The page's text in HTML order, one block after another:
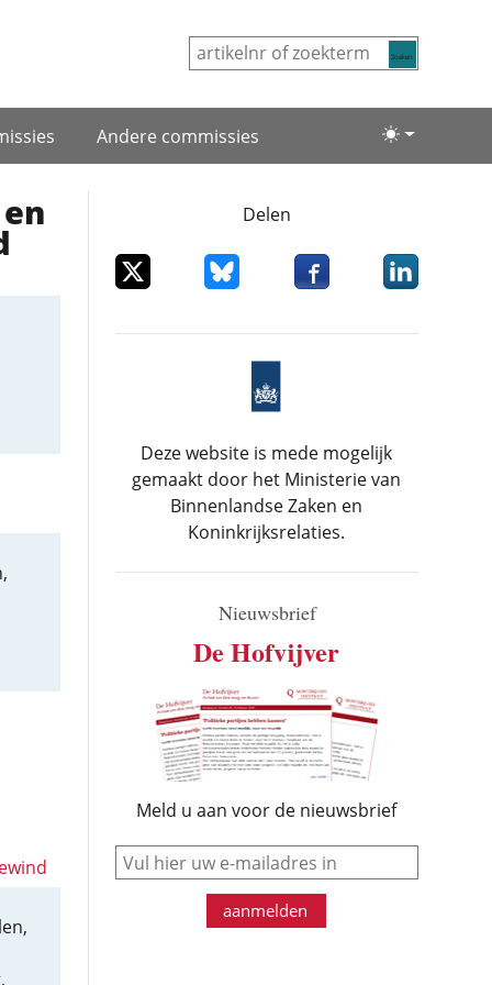
Lichte/
Andere commissies
Delen
Deel dit item op XDeel dit item op Bluesky
Deel dit item op
Deel dit
Deze website is mede mogelijk
gemaakt door het Ministerie van
Binnenlandse Zaken en
Koninkrijksrelaties.
Nieuwsbrief
De Hofvijver
Meld u aan voor de nieuwsbrief
e-mail
aanmelden